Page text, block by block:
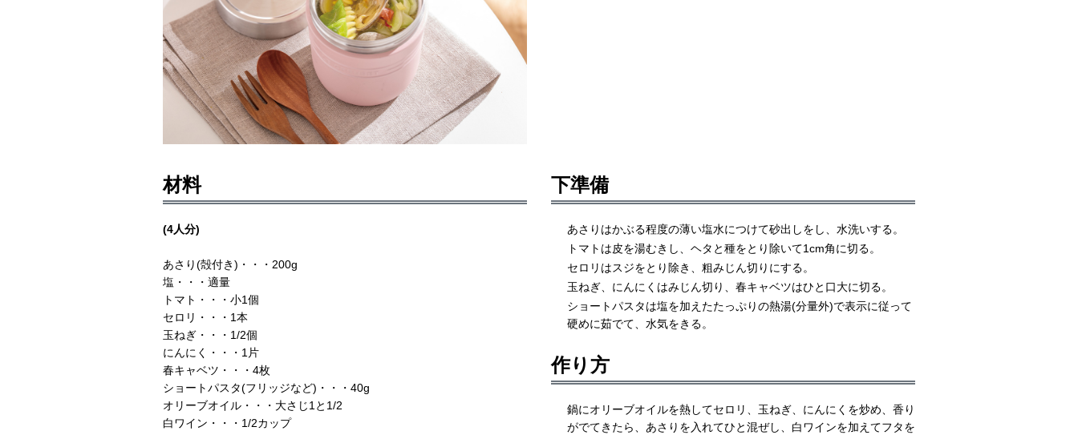
材料
(4人分)
あさり(殻付き)・・・200g
塩・・・適量
トマト・・・小1個
セロリ・・・1本
玉ねぎ・・・1/2個
にんにく・・・1片
春キャベツ・・・4枚
ショートパスタ(フリッジなど)・・・40g
オリーブオイル・・・大さじ1と1/2
白ワイン・・・1/2カップ
下準備
あさりはかぶる程度の薄い塩水につけて砂出しをし、水洗いする。
トマトは皮を湯むきし、ヘタと種をとり除いて1cm角に切る。
セロリはスジをとり除き、粗みじん切りにする。
玉ねぎ、にんにくはみじん切り、春キャベツはひと口大に切る。
ショートパスタは塩を加えたたっぷりの熱湯(分量外)で表示に従って
硬めに茹でて、水気をきる。
作り方
鍋にオリーブオイルを熱してセロリ、玉ねぎ、にんにくを炒め、香り
がでてきたら、あさりを入れてひと混ぜし、白ワインを加えてフタを